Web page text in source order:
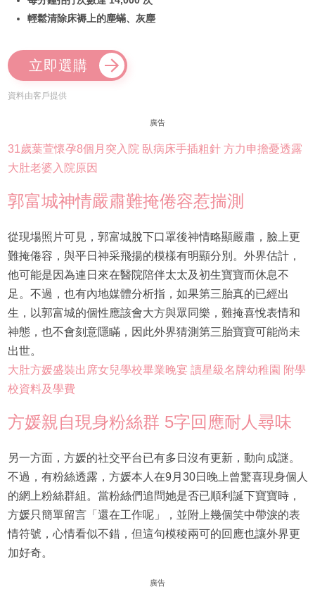
輕鬆清除床褥上的塵蟎、灰塵
立即選購
資料由客戶提供
廣告
31歲葉萱懷孕8個月突入院 臥病床手插粗針 方力申擔憂透露
大肚老婆入院原因
郭富城神情嚴肅難掩倦容惹揣測
從現場照片可見，郭富城脫下口罩後神情略顯嚴肅，臉上更
難掩倦容，與平日神采飛揚的模樣有明顯分別。外界估計，
他可能是因為連日來在醫院陪伴太太及初生寶寶而休息不
足。不過，也有內地媒體分析指，如果第三胎真的已經出
生，以郭富城的個性應該會大方與眾同樂，難掩喜悅表情和
神態，也不會刻意隱瞞，因此外界猜測第三胎寶寶可能尚未
出世。
大肚方媛盛裝出席女兒學校畢業晚宴 讀星級名牌幼稚園 附學
校資料及學費
方媛親自現身粉絲群 5字回應耐人尋味
另一方面，方媛的社交平台已有多日沒有更新，動向成謎。
不過，有粉絲透露，方媛本人在9月30日晚上曾驚喜現身個人
的網上粉絲群組。當粉絲們追問她是否已順利誕下寶寶時，
方媛只簡單留言「還在工作呢」，並附上幾個笑中帶淚的表
情符號，心情看似不錯，但這句模稜兩可的回應也讓外界更
加好奇。
廣告